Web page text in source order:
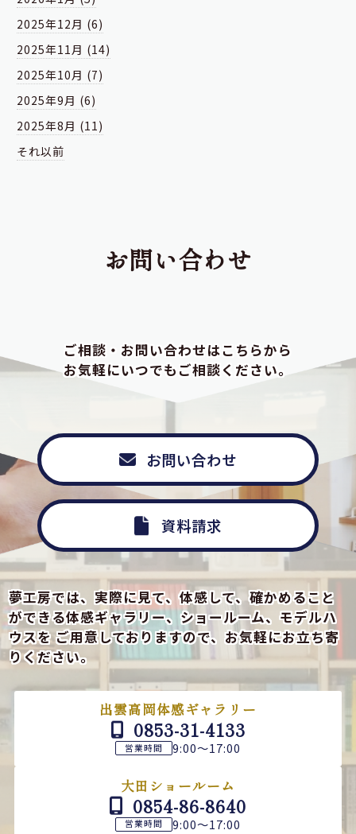
2025年12月 (6)
2025年11月 (14)
2025年10月 (7)
2025年9月 (6)
2025年8月 (11)
それ以前
お問い合わせ
ご相談・お問い合わせはこちらから
お気軽にいつでもご相談ください。
お問い合わせ
資料請求
夢工房では、実際に見て、体感して、確かめること
ができる体感ギャラリー、ショールーム、モデルハ
ウスをご用意しておりますので、お気軽にお立ち寄
りください。
出雲高岡体感ギャラリー
0853-31-4133
営業時間 9:00～17:00
大田ショールーム
0854-86-8640
営業時間 9:00～17:00